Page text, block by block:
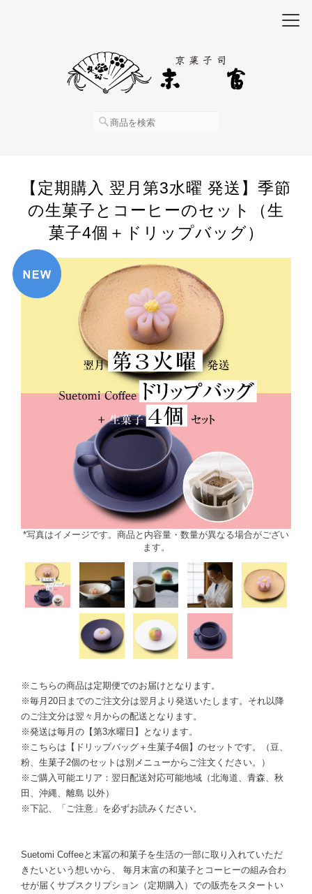
【定期購入 翌月第3水曜 発送】季節
の生菓子とコーヒーのセット（生
菓子4個＋ドリップバッグ）
*写真はイメージです。商品と内容量・数量が異なる場合がござい
ます。
※こちらの商品は定期便でのお届けとなります。
※毎月20日までのご注文分は翌月より発送いたします。それ以降
のご注文分は翌々月からの配送となります。
※発送は毎月の【第3水曜日】となります。
※こちらは【ドリップバッグ＋生菓子4個】のセットです。（豆、
粉、生菓子2個のセットは別メニューからご注文ください。）
※ご購入可能エリア：翌日配送対応可能地域（北海道、青森、秋
田、沖縄、離島 以外）
※下記、「ご注意」を必ずお読みください。
Suetomi Coffeeと末冨の和菓子を生活の一部に取り入れていただ
きたいという想いから、 毎月末富の和菓子とコーヒーの組み合わ
せが届くサブスクリプション（定期購入）での販売をスタートい